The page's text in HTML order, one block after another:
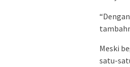
Meski
satu-